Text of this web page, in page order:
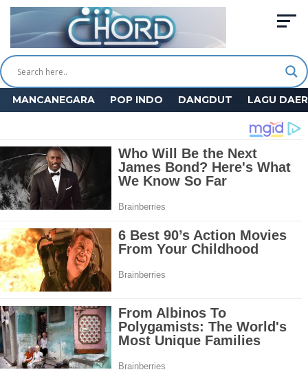
MANCANEGARA POP INDO DANGDUT LAGU